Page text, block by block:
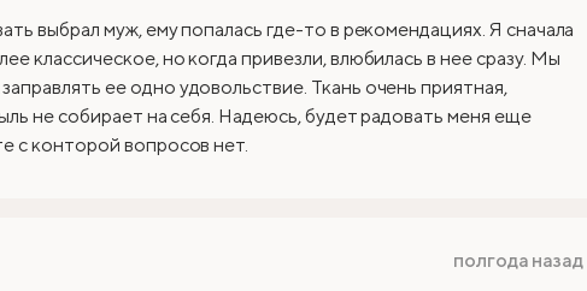
выбрал муж, ему попалась где-то в рекомендациях. Я сначала
классическое, но когда привезли, влюбилась в нее сразу. Мы
ее одно удовольствие. Ткань очень приятная,
не собирает на себя. Надеюсь, будет радовать меня еще
с конторой вопросов нет.
полгода назад